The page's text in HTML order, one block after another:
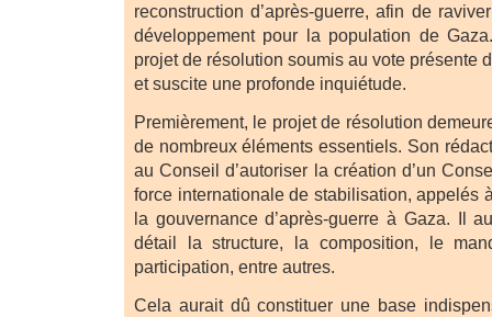
reconstruction d’après-guerre, afin de
développement pour la population de
projet de résolution soumis au vote présente
et suscite une profonde inquiétude.
Premièrement, le projet de résolution
de nombreux éléments essentiels. Son
au Conseil d’autoriser la création d’un
force internationale de stabilisation, appelés
la gouvernance d’après-guerre à Gaza. Il
détail la structure, la composition, le
participation, entre autres.
Cela aurait dû constituer une base